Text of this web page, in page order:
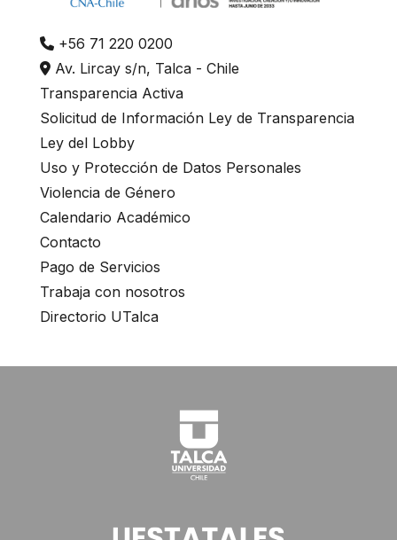
+56 71 220 0200
Av. Lircay s/n, Talca - Chile
Transparencia Activa
Solicitud de Información Ley de Transparencia
Ley del Lobby
Uso y Protección de Datos Personales
Violencia de Género
Calendario Académico
Contacto
Pago de Servicios
Trabaja con nosotros
Directorio UTalca